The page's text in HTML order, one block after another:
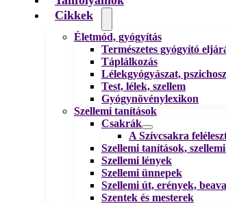
Cikkek
Életmód, gyógyítás
Természetes gyógyító
Táplálkozás
Lélekgyógyászat,
Test, lélek, szellem
Gyógynövénylexikon
Szellemi tanítások
Csakrák
A Szívcsakra
Szellemi tanítások,
Szellemi lények
Szellemi ünnepek
Szellemi út, erények,
Szentek és mesterek